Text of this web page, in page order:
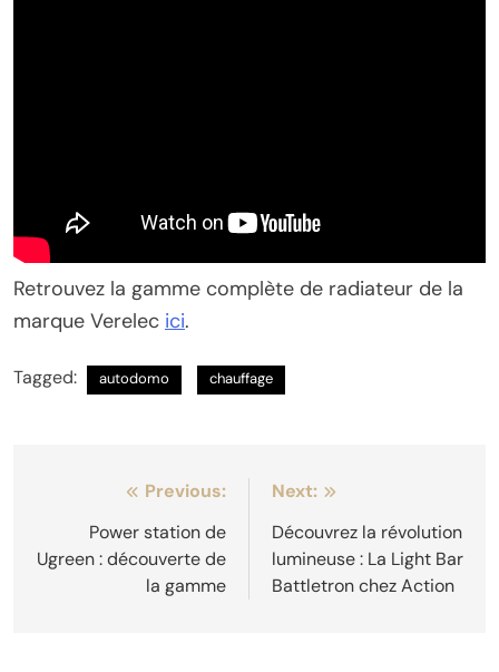
Retrouvez la gamme complète de radiateur de la
marque Verelec ici.
Tagged: autodomo chauffage
Navigation
l’article
Previous:
Power station de
Ugreen : découverte de
la gamme
Next:
Découvrez la révolution
lumineuse : La Light Bar
Battletron chez Action